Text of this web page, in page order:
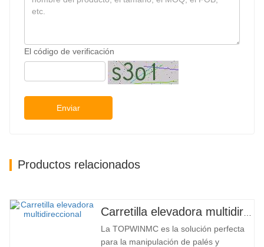
El código de verificación
Enviar
Productos relacionados
La TOPWINMC es la solución perfecta
para la manipulación de palés y